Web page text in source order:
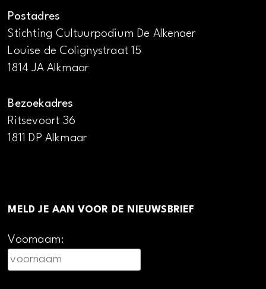
Postadres
Stichting Cultuurpodium De Alkenaer
Louise de Colignystraat 15
1814 JA Alkmaar
Bezoekadres
Ritsevoort 36
1811 DP Alkmaar
MELD JE AAN VOOR DE NIEUWSBRIEF
Voornaam: